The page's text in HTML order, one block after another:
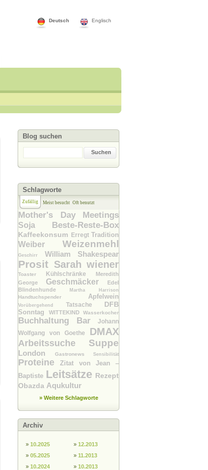
Englisch
Deutsch
Blog suchen
Suchen
Schlagworte
Zufällig Meist besucht Oft benutzt
Mother's Day Meetings
Soja Beste-Reste-Box
Kaffeekonsum Erregt Tradition
Weiber Weizenmehl
Geschirr William Shakespear
Prosit Sarah wiener
Toaster Kühlschränke
Meredith
George Geschmäcker
Edel
Blindenhunde
Martha Harrison
Handtuchspender Apfelwein
Vorübergehend Tatsache DFB
Sonntag WITTEKIND Wasserkocher
Buchhaltung Bar
Johann
Wolfgang von Goethe DMAX
Arbeitssuche Suppe
London Gastronews Sensibilität
ProteineZitat von Jean –
Baptiste Leitsätze Rezept
Obazda Aqukultur
» Weitere Schlagworte
Archiv
» 10.2025
» 05.2025
» 10.2024
» 12.2013
» 11.2013
» 10.2013